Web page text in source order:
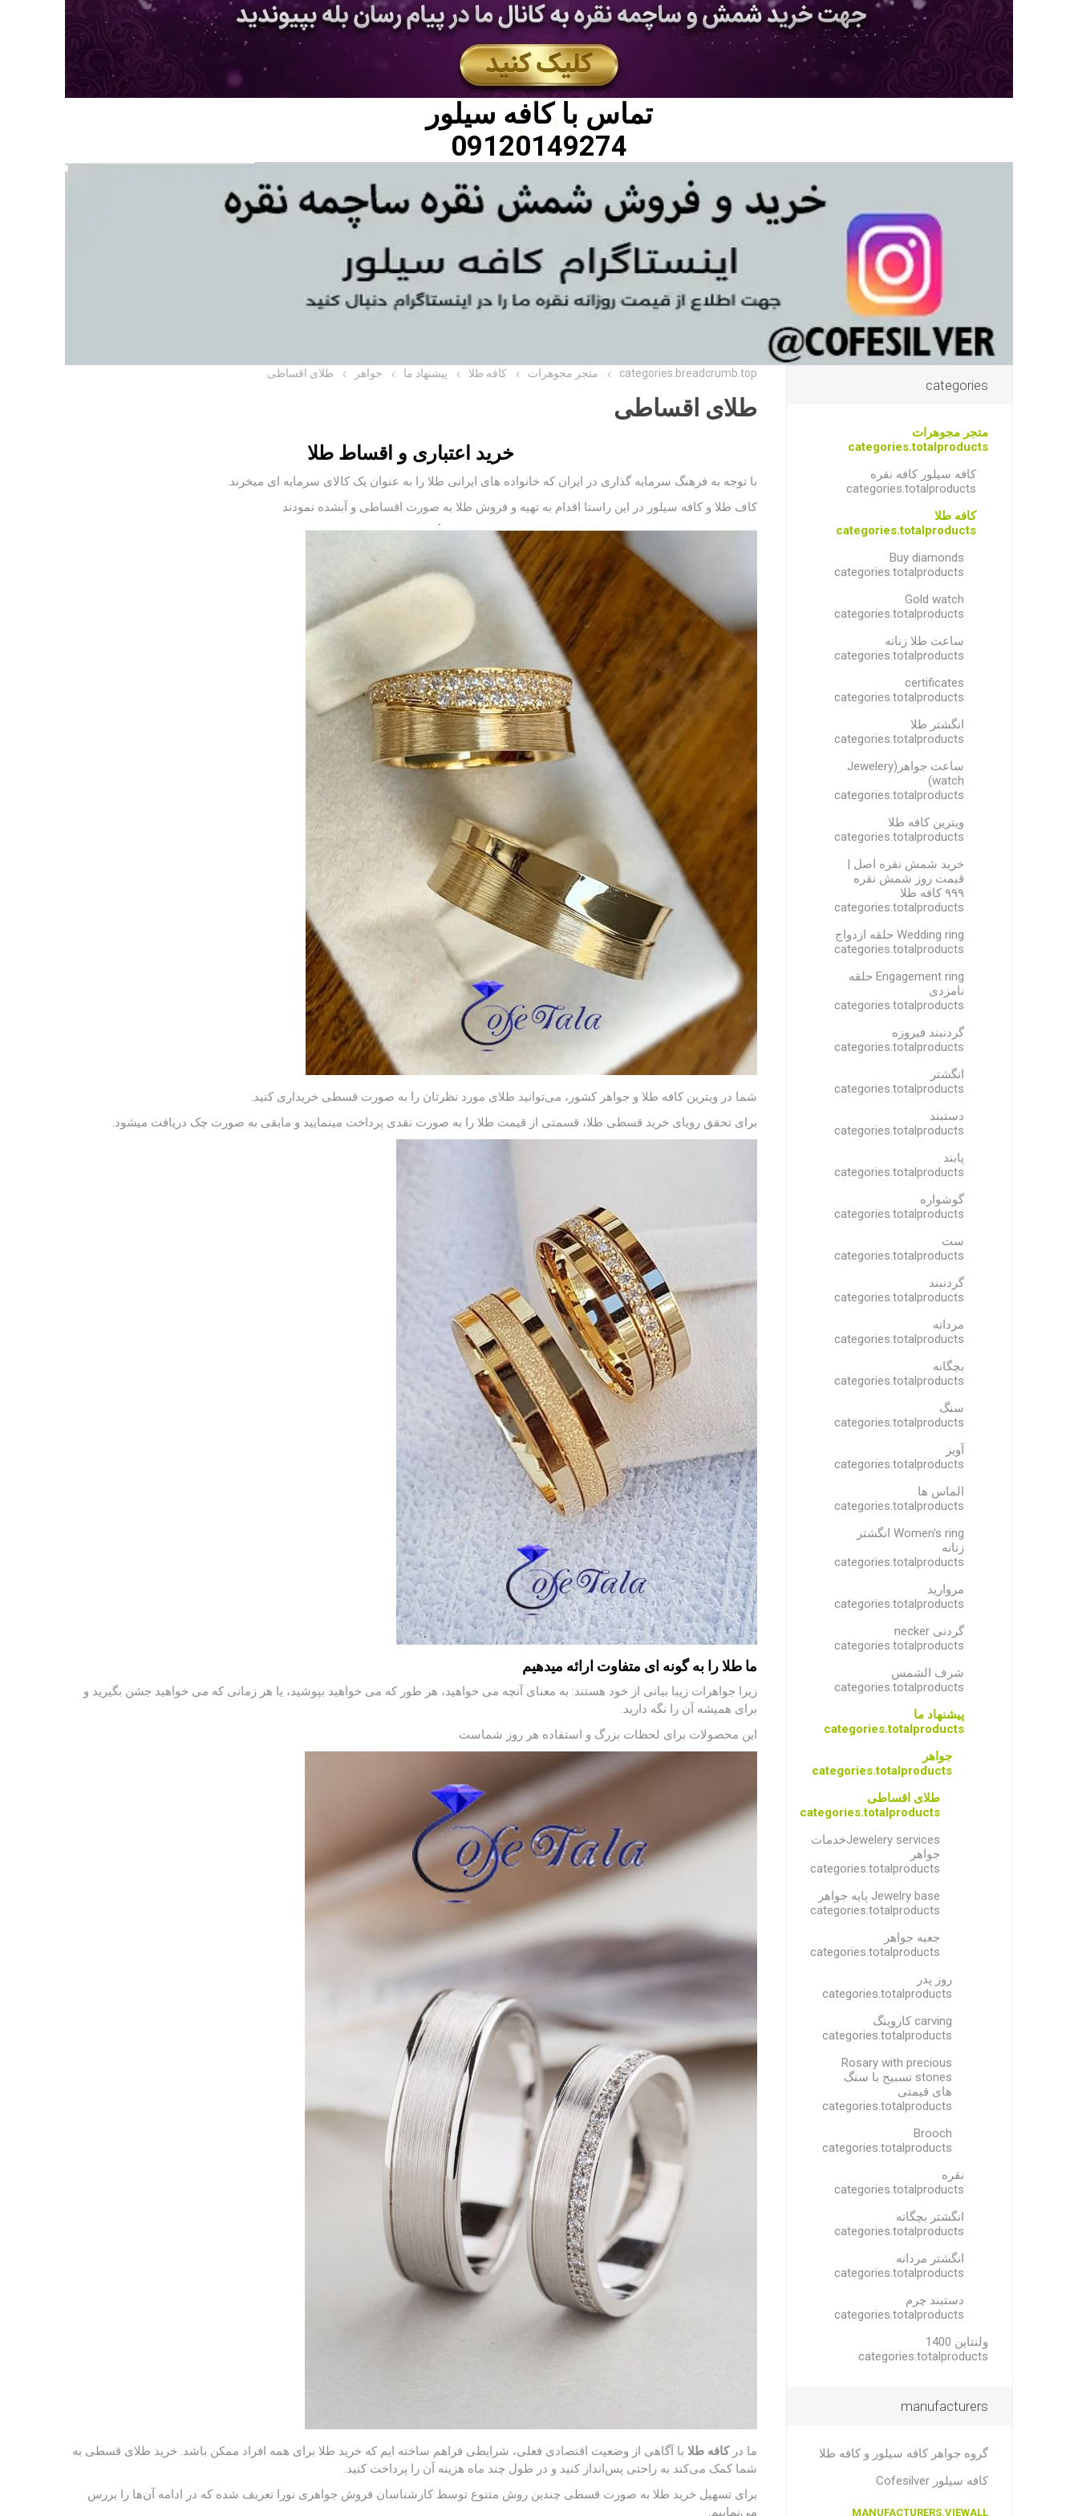
تماس باکافه سیلور
09120149274
categories.breadcrumb.top متجر مجوهرات کافه طلا پیشنهاد ما جواهر طلای اقساطی
طلای اقساطی
خرید اعتباری و اقساط طلا
با توجه به فرهنگ سرمایه گذاری در ایران که خانواده های ایرانی طلا را به عنوان یک کالای سرمایه ای میخرند.
کاف طلا و کافه سیلور در این راستا اقدام به تهیه و فروش طلا به صورت اقساطی و آبشده نمودند
شما در ویترین کافه طلا و جواهر کشور، می‌توانید طلای مورد نظرتان را به صورت قسطی خریداری کنید.
برای تحقق رویای خرید قسطی طلا، قسمتی از قیمت طلا را به صورت نقدی پرداخت مینمایید و مابقی به صورت چک دریافت میشود.
ما طلا را به گونه ای متفاوت ارائه میدهیم
زیرا جواهرات زیبا بیانی از خود هستند: به معنای آنچه می خواهید، هر طور که می خواهید بپوشید، یا هر زمانی که می خواهید جشن بگیرید و
برای همیشه آن را نگه دارید.
این محصولات برای لحظات بزرگ و استفاده هر روز شماست
ما درکافه طلا با آگاهی از وضعیت اقتصادی فعلی، شرایطی فراهم ساخته ایم که خرید طلا برای همه افراد ممکن باشد. خرید طلای قسطی به
شما کمک می‌کند به راحتی پس‌انداز کنید و در طول چند ماه هزینه آن را پرداخت کنید.
برای تسهیل خرید طلا به صورت قسطی چندین روش متنوع توسط کارشناسان فروش جواهری نورا تعریف شده که در ادامه آن‌ها را بررس
می‌نماییم.
categories
متجر مجوهرات
categories.totalproducts
کافه سیلور کافه نقره
categories.totalproducts
کافه طلا
categories.totalproducts
Buy diamonds
categories.totalproducts
Gold watch
categories.totalproducts
ساعت طلا زنانه
categories.totalproducts
certificates
categories.totalproducts
انگشتر طلا
categories.totalproducts
ساعت جواهر(Jewelery
watch)
categories.totalproducts
ویترین کافه طلا
categories.totalproducts
خرید شمش نقره اصل |
قیمت روز شمش نقره
۹۹۹ کافه طلا
categories.totalproducts
Wedding ring حلقه ازدواج
categories.totalproducts
Engagement ring حلقه
نامزدی
categories.totalproducts
گردنبند فیروزه
categories.totalproducts
انگشتر
categories.totalproducts
دستبند
categories.totalproducts
پابند
categories.totalproducts
گوشواره
categories.totalproducts
ست
categories.totalproducts
گردنبند
categories.totalproducts
مردانه
categories.totalproducts
بچگانه
categories.totalproducts
سنگ
categories.totalproducts
آویز
categories.totalproducts
الماس ها
categories.totalproducts
Women's ring انگشتر
زنانه
categories.totalproducts
مروارید
categories.totalproducts
گردنی necker
categories.totalproducts
شرف الشمس
categories.totalproducts
پیشنهاد ما
categories.totalproducts
جواهر
categories.totalproducts
طلای اقساطی
categories.totalproducts
Jewelery servicesخدمات
جواهر
categories.totalproducts
Jewelry base پایه جواهر
categories.totalproducts
جعبه جواهر
categories.totalproducts
روز پدر
categories.totalproducts
carving کاروینگ
categories.totalproducts
Rosary with precious
stones تسبیح با سنگ
های قیمتی
categories.totalproducts
Brooch
categories.totalproducts
نقره
categories.totalproducts
انگشتر بچگانه
categories.totalproducts
انگشتر مردانه
categories.totalproducts
دستبند چرم
categories.totalproducts
ولنتاین 1400
categories.totalproducts
manufacturers
گروه جواهر کافه سیلور و کافه طلا
کافه سیلور Cofesilver
MANUFACTURERS.VIEWALL